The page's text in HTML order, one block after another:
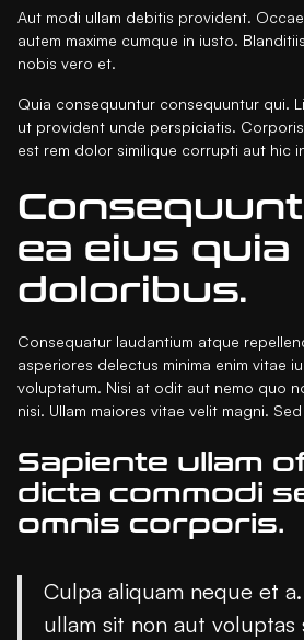
Aut modi ullam debitis provident.
autem maxime cumque in iusto.
nobis vero et.
Quia consequuntur consequuntur qui.
ut provident unde perspiciatis.
est rem dolor similique corrupti aut hic
ea eius quia
doloribus.
Consequatur laudantium atque
asperiores delectus minima enim vitae
voluptatum. Nisi at odit aut nemo quo
nisi. Ullam maiores vitae velit magni.
Sapiente ullam
dicta commodi
omnis corporis.
Culpa aliquam neque et
ullam sit non aut voluptas